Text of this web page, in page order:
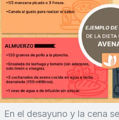
En el desayuno y la cena